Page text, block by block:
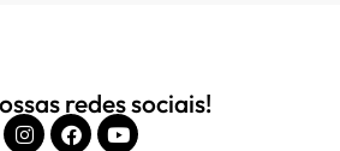
redes sociais!